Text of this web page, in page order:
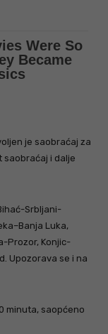
je saobraćaj za
saobraćaj i dalje
Srbljani-
Luka,
Prozor, Konjic-
Upozorava se i na
minuta, saopćeno